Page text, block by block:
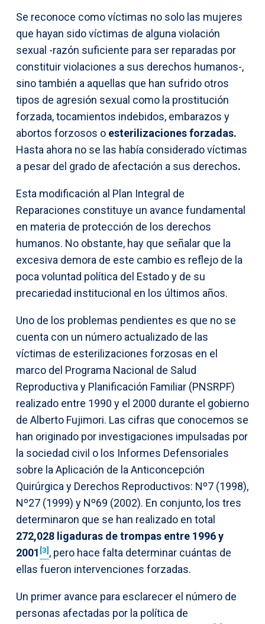
Se reconoce como víctimas no solo las mujeres
que hayan sido víctimas de alguna violación
sexual -razón suficiente para ser reparadas por
constituir violaciones a sus derechos humanos-,
sino también a aquellas que han sufrido otros
tipos de agresión sexual como la prostitución
forzada, tocamientos indebidos, embarazos y
abortos forzosos o esterilizaciones forzadas.
Hasta ahora no se las había considerado víctimas
a pesar del grado de afectación a sus derechos.
Esta modificación al Plan Integral de
Reparaciones constituye un avance fundamental
en materia de protección de los derechos
humanos. No obstante, hay que señalar que la
excesiva demora de este cambio es reflejo de la
poca voluntad política del Estado y de su
precariedad institucional en los últimos años.
Uno de los problemas pendientes es que no se
cuenta con un número actualizado de las
víctimas de esterilizaciones forzosas en el
marco del Programa Nacional de Salud
Reproductiva y Planificación Familiar (PNSRPF)
realizado entre 1990 y el 2000 durante el gobierno
de Alberto Fujimori. Las cifras que conocemos se
han originado por investigaciones impulsadas por
la sociedad civil o los Informes Defensoriales
sobre la Aplicación de la Anticoncepción
Quirúrgica y Derechos Reproductivos: Nº7 (1998),
Nº27 (1999) y Nº69 (2002). En conjunto, los tres
determinaron que se han realizado en total
272,028 ligaduras de trompas entre 1996 y
2001 [3], pero hace falta determinar cuántas de
ellas fueron intervenciones forzadas.
Un primer avance para esclarecer el número de
personas afectadas por la política de